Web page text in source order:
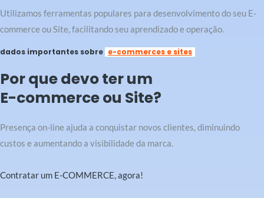
Utilizamos ferramentas populares para desenvolvimento do seu E-
commerce ou Site, facilitando seu aprendizado e operação.
dados importantes sobre e-commerces e sites
Por que devo ter um
E-commerce ou Site?
Presença on-line ajuda a conquistar novos clientes, diminuindo
custos e aumentando a visibilidade da marca.
Contratar um E-COMMERCE, agora!